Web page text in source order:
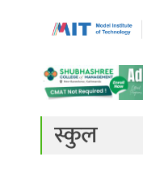
स्कुल